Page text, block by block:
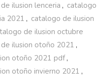
ilusion lenceria , catalogo
2021 , catalogo de ilusion
de ilusion octubre
ilusion otoño 2021 ,
otoño 2021 pdf,
otoño invierno 2021 ,